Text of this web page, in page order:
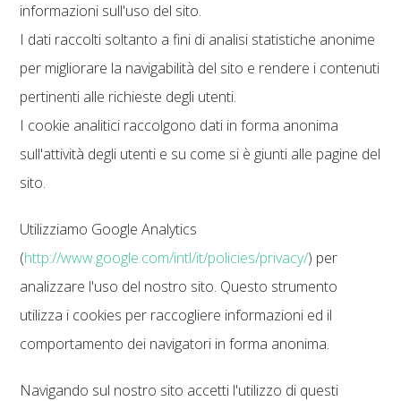
informazioni sull'uso del sito.
I dati raccolti soltanto a fini di analisi statistiche anonime
per migliorare la navigabilità del sito e rendere i contenuti
pertinenti alle richieste degli utenti.
I cookie analitici raccolgono dati in forma anonima
sull'attività degli utenti e su come si è giunti alle pagine del
sito.
Utilizziamo Google Analytics
(http://www.google.com/intl/it/policies/privacy/) per
analizzare l'uso del nostro sito. Questo strumento
utilizza i cookies per raccogliere informazioni ed il
comportamento dei navigatori in forma anonima.
Navigando sul nostro sito accetti l'utilizzo di questi